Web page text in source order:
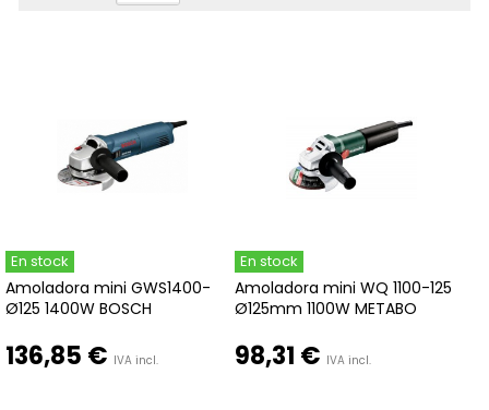
En stock
Amoladora mini GWS1400-
Ø125 1400W BOSCH
136,85 € IVA incl.
En stock
Amoladora mini WQ 1100-125
Ø125mm 1100W METABO
98,31 € IVA incl.